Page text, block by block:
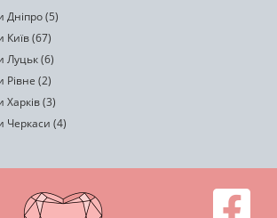
Дніпро (5)
Київ (67)
Луцьк (6)
Рівне (2)
Харків (3)
Черкаси (4)